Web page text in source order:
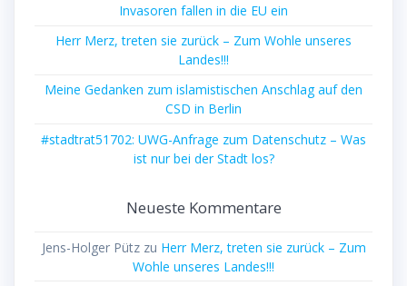
Invasoren fallen in die EU ein
Herr Merz, treten sie zurück – Zum Wohle unseres
Landes!!!
Meine Gedanken zum islamistischen Anschlag auf den
CSD in Berlin
#stadtrat51702: UWG-Anfrage zum Datenschutz – Was
ist nur bei der Stadt los?
Neueste Kommentare
Jens-Holger Pützzu Herr Merz, treten sie zurück – Zum
Wohle unseres Landes!!!